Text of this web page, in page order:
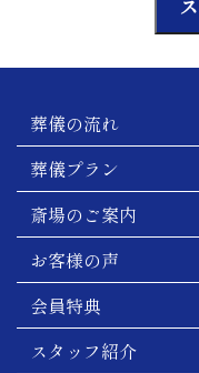
葬儀の流れ
葬儀プラン
斎場のご案内
お客様の声
会員特典
スタッフ紹介